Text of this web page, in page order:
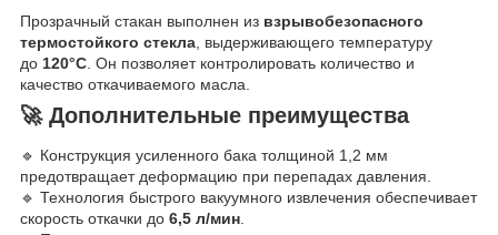
Прозрачный стакан выполнен из взрывобезопасного
термостойкого стекла , выдерживающего температуру
до 120°C . Он позволяет контролировать количество и
качество откачиваемого масла.
🚀 Дополнительные преимущества
🔹 Конструкция усиленного бака толщиной 1,2 мм
предотвращает деформацию при перепадах давления.
🔹 Технология быстрого вакуумного извлечения обеспечивает
скорость откачки до 6,5 л/мин